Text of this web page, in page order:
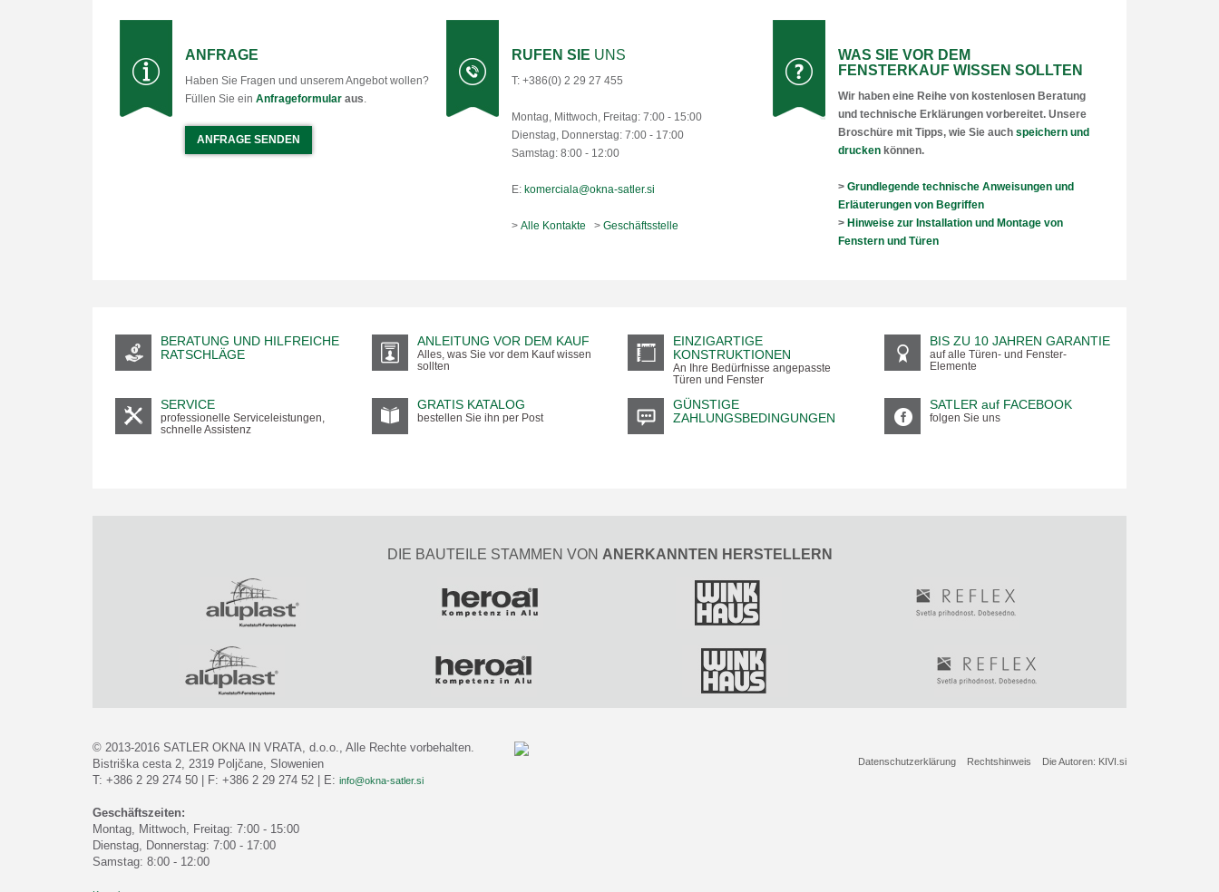
ANFRAGE
Haben Sie Fragen und unserem Angebot wollen?
Füllen Sie ein Anfrageformular aus.
ANFRAGE SENDEN
RUFEN SIE UNS
T: +386(0) 2 29 27 455
Montag, Mittwoch, Freitag: 7:00 - 15:00
Dienstag, Donnerstag: 7:00 - 17:00
Samstag: 8:00 - 12:00
E: komerciala@okna-satler.si
> Alle Kontakte > Geschäftsstelle
WAS SIE VOR DEM
FENSTERKAUF WISSEN SOLLTEN
Wir haben eine Reihe von kostenlosen Beratung
und technische Erklärungen vorbereitet. Unsere
Broschüre mit Tipps, wie Sie auch speichern und
drucken können.
> Grundlegende technische Anweisungen und
Erläuterungen von Begriffen
> Hinweise zur Installation und Montage von
Fenstern und Türen
BERATUNG UND HILFREICHE
RATSCHLÄGE
ANLEITUNG VOR DEM KAUF
Alles, was Sie vor dem Kauf wissen
sollten
EINZIGARTIGE
KONSTRUKTIONEN
An Ihre Bedürfnisse angepasste
Türen und Fenster
BIS ZU 10 JAHREN GARANTIE
auf alle Türen- und Fenster-
Elemente
SERVICE
professionelle Serviceleistungen,
schnelle Assistenz
GRATIS KATALOG
bestellen Sie ihn per Post
GÜNSTIGE
ZAHLUNGSBEDINGUNGEN
SATLER auf FACEBOOK
folgen Sie uns
DIE BAUTEILE STAMMEN VON ANERKANNTEN HERSTELLERN
© 2013-2016 SATLER OKNA IN VRATA, d.o.o., Alle Rechte vorbehalten.
Bistriška cesta 2, 2319 Poljčane, Slowenien
T: +386 2 29 274 50 | F: +386 2 29 274 52 | E: info@okna-satler.si
Geschäftszeiten:
Montag, Mittwoch, Freitag: 7:00 - 15:00
Dienstag, Donnerstag: 7:00 - 17:00
Samstag: 8:00 - 12:00
Datenschutzerklärung Rechtshinweis Die Autoren: KIVI.si